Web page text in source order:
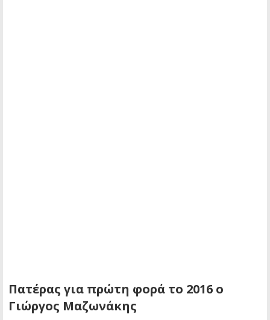
Πατέρας για πρώτη φορά το 2016 ο
Γιώργος Μαζωνάκης